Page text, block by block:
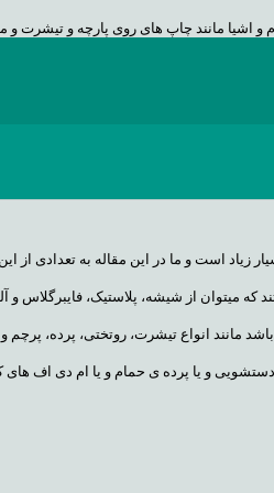
اشیا مانند چاپ های روی پارچه و
تبلیغاتی و موارد مشابه می باشد.
تبدیل به مایع و یا برعکس و روش کار
است و ما در این مقاله به تعدادی از
از شیشه، پلاستیک، فایبرگلاس و
روتختی، پرده، پرچم و هرپارچه ای که دارای ۵۰
و یا پرده ی حمام و یا ام دی اف های